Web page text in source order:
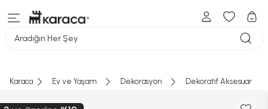
Aradığın Her Şey
Karaca Ev ve Yaşam Dekorasyon Dekoratif Aksesuar